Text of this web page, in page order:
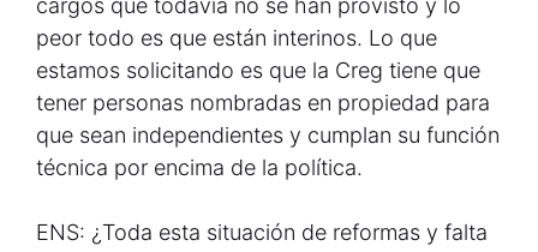
cargos que todavía no se han provisto y lo
peor todo es que están interinos. Lo que
estamos solicitando es que la Creg tiene que
tener personas nombradas en propiedad para
que sean independientes y cumplan su función
técnica por encima de la política.
ENS: ¿Toda esta situación de reformas y falta